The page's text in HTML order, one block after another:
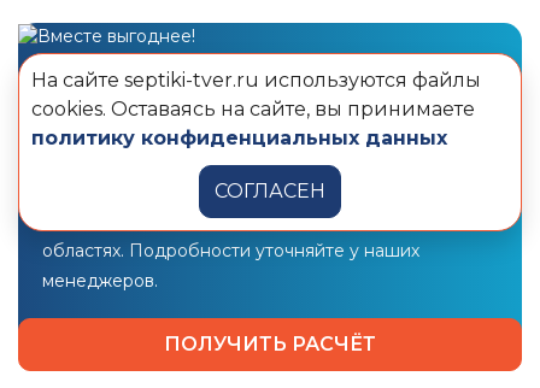
Закажи станцию ТВЕРЬ + кессони получи
дополнительную скидку
10 000 рублейна монтаж!
Предложение действует в Москве и Санкт-
Петербурге, Московской и Ленинградской
областях. Подробности уточняйте у наших
менеджеров.
ПОЛУЧИТЬ РАСЧЁТ
На сайте septiki-tver.ru используются файлы
cookies. Оставаясь на сайте, вы принимаете
политику конфиденциальных данных
СОГЛАСЕН